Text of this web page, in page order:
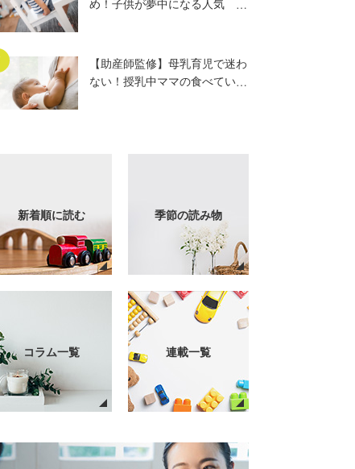
め！子供が夢中になる人気
【助産師監修】母乳育児で迷わ
ない！授乳中ママの食べていい
新着順に読む 季節の読み物
コラム一覧 連載一覧